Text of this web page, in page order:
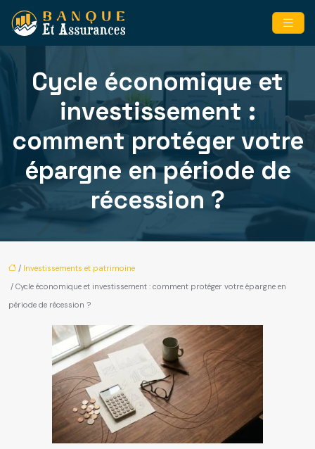
Cycle économique et
investissement :
comment protéger votre
épargne en période de
récession ?
/ Investissements et patrimoine
/ Cycle économique et investissement : comment protéger votre épargne en
période de récession ?